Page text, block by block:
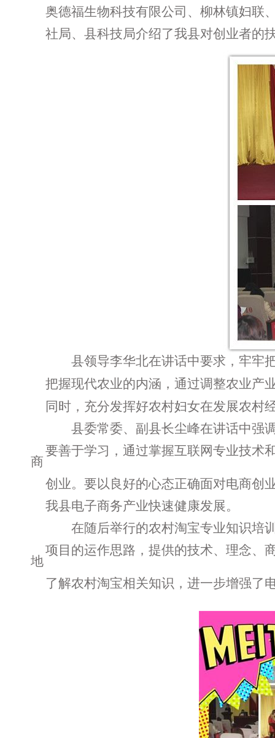
奥德福生物科技有限公司、柳林镇妇联
社局、县科技局介绍了我县对创业者的
县领导李华北在讲话中要求，牢牢
把握现代农业的内涵，通过调整农业产
同时，充分发挥好农村妇女在发展农村
县委常委、副县长尘峰在讲话中强
要善于学习，通过掌握互联网专业技术
商
创业。要以良好的心态正确面对电商创
我县电子商务产业快速健康发展。
在随后举行的农村淘宝专业知识培
项目的运作思路，提供的技术、理念、
地
了解农村淘宝相关知识，进一步增强了